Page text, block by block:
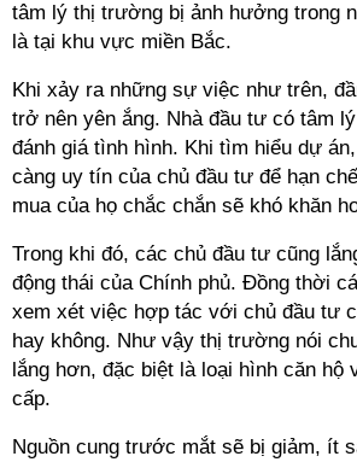
tâm lý thị trường bị ảnh hưởng trong
là tại khu vực miền Bắc.
Khi xảy ra những sự việc như trên,
trở nên yên ắng. Nhà đầu tư có tâm
đánh giá tình hình. Khi tìm hiểu dự
càng uy tín của chủ đầu tư để hạn
mua của họ chắc chắn sẽ khó khăn
Trong khi đó, các chủ đầu tư cũng
động thái của Chính phủ. Đồng thời
xem xét việc hợp tác với chủ đầu tư
hay không. Như vậy thị trường nói
lắng hơn, đặc biệt là loại hình căn hộ
cấp.
Nguồn cung trước mắt sẽ bị giảm, ít